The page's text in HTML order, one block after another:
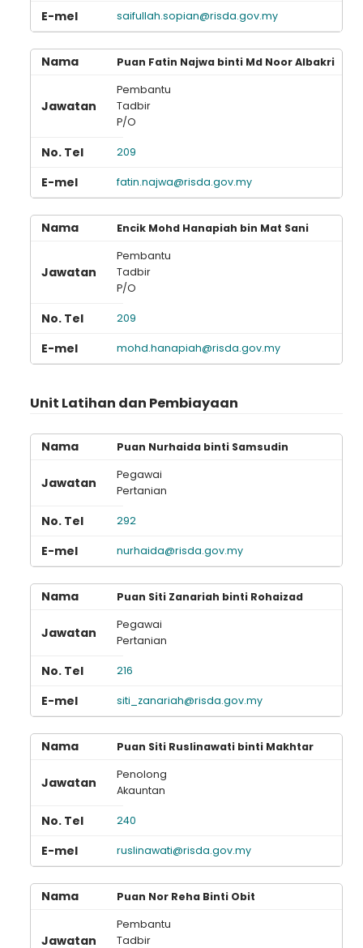
saifullah.sopian@risda.gov.my
Puan Fatin Najwa binti Md Noor Albakri
Pembantu
Tadbir
P/O
209
fatin.najwa@risda.gov.my
Encik Mohd Hanapiah bin Mat Sani
Pembantu
Tadbir
P/O
209
mohd.hanapiah@risda.gov.my
Unit Latihan dan Pembiayaan
Puan Nurhaida binti Samsudin
Pegawai
Pertanian
292
nurhaida@risda.gov.my
Puan Siti Zanariah binti Rohaizad
Pegawai
Pertanian
216
siti_zanariah@risda.gov.my
Puan Siti Ruslinawati binti Makhtar
Penolong
Akauntan
240
ruslinawati@risda.gov.my
Puan Nor Reha Binti Obit
Pembantu
Tadbir